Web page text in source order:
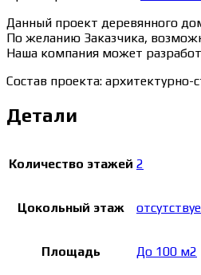
Данный проект деревянного
По желанию Заказчика,
Наша компания может
Состав проекта: архитектурно-
Детали
Количество этажей 2
Цокольный этаж
Площадь До 100 м2